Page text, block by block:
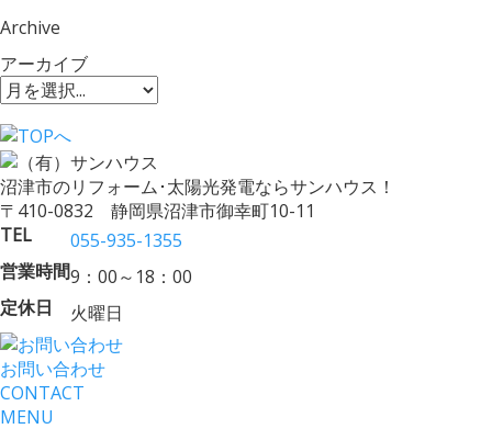
Archive
アーカイブ
沼津市のリフォーム･太陽光発電ならサンハウス！
〒410-0832 静岡県沼津市御幸町10-11
TEL
055-935-1355
営業時間9：00～18：00
定休日
火曜日
お問い合わせ
CONTACT
MENU